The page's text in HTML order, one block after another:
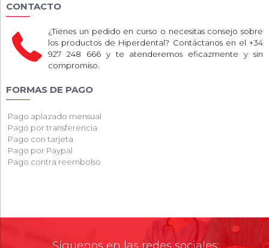
CONTACTO
¿Tienes un pedido en curso o necesitas consejo sobre
los productos de Hiperdental? Contáctanos en el +34
927 248 666 y te atenderemos eficazmente y sin
compromiso.
FORMAS DE PAGO
Pago aplazado mensual
Pago por transferencia
Pago con tarjeta
Pago por Paypal
Pago contra reembolso